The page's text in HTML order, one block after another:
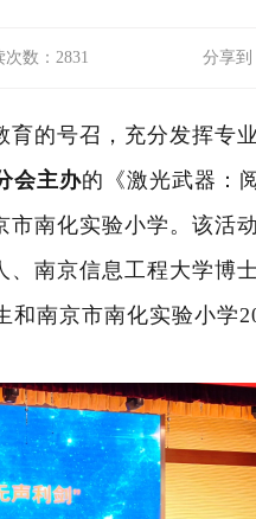
数：2831 分享到
的号召，充分发挥专
会主办的《激光武器：
南化实验小学。该活
南京信息工程大学博
和南京市南化实验小学2